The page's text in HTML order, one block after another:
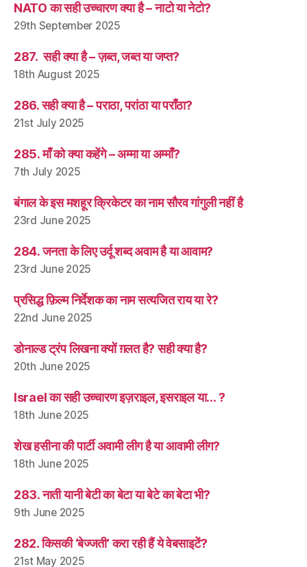
NATO का सही उच्चारण क्या है – नाटो या नेटो?
29th September 2025
287. सही क्या है – ज़ब्त, जब्त या जप्त?
18th August 2025
286. सही क्या है – पराठा, परांठा या पराँठा?
21st July 2025
285. माँ को क्या कहेंगे – अम्मा या अम्माँ?
7th July 2025
बंगाल के इस मशहूर क्रिकेटर का नाम सौरव गांगुली नहीं है
23rd June 2025
284. जनता के लिए उर्दू शब्द अवाम है या आवाम?
23rd June 2025
प्रसिद्ध फ़िल्म निर्देशक का नाम सत्यजित राय या रे?
22nd June 2025
डोनाल्ड ट्रंप लिखना क्यों ग़लत है? सही क्या है?
20th June 2025
Israel का सही उच्चारण इज़राइल, इसराइल या… ?
18th June 2025
शेख हसीना की पार्टी अवामी लीग है या आवामी लीग?
18th June 2025
283. नाती यानी बेटी का बेटा या बेटे का बेटा भी?
9th June 2025
282. किसकी ‘बेज्जती’ करा रही हैं ये वेबसाइटें?
21st May 2025